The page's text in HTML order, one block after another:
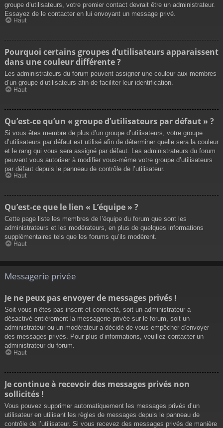
groupe d’utilisateurs, votre premier contact devrait être un administrateur.
Essayez de le contacter en lui envoyant un message privé.
Haut
Pourquoi certains groupes d’utilisateurs apparaissent
dans une couleur différente ?
Les administrateurs du forum peuvent assigner une couleur aux membres
d’un groupe d’utilisateurs afin de faciliter leur identification.
Haut
Qu’est-ce qu’un « groupe d’utilisateurs par défaut » ?
Si vous êtes membre de plus d’un groupe d’utilisateurs, votre groupe
d’utilisateurs par défaut est utilisé afin de déterminer quelle sera la couleur
et le rang qui vous sera assigné par défaut. Les administrateurs du forum
peuvent vous autoriser à modifier vous-même votre groupe d’utilisateurs
par défaut depuis le panneau de contrôle de l’utilisateur.
Haut
Qu’est-ce que le lien « L’équipe » ?
Cette page liste les membres de l’équipe du forum que sont les
administrateurs et les modérateurs, en plus de quelques informations
supplémentaires tels que les forums qu’ils modèrent.
Haut
Messagerie privée
Je ne peux pas envoyer de messages privés !
Soit vous n’êtes pas inscrit et connecté, soit un administrateur a
désactivé entièrement la messagerie privée sur le forum, soit un
administrateur ou un modérateur a décidé de vous empêcher d’envoyer
des messages privés. Pour plus d’informations, veuillez contacter un
administrateur du forum.
Haut
Je continue à recevoir des messages privés non
sollicités !
Vous pouvez supprimer automatiquement les messages privés d’un
utilisateur en utilisant les règles de messages depuis le panneau de
contrôle de l’utilisateur. Si vous recevez des messages privés de manière